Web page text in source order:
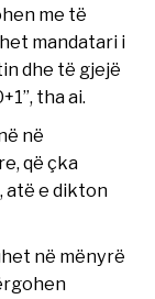
me të
mandatari i
dhe të gjejë
tha ai.
në
që çka
atë e dikton
në mënyrë